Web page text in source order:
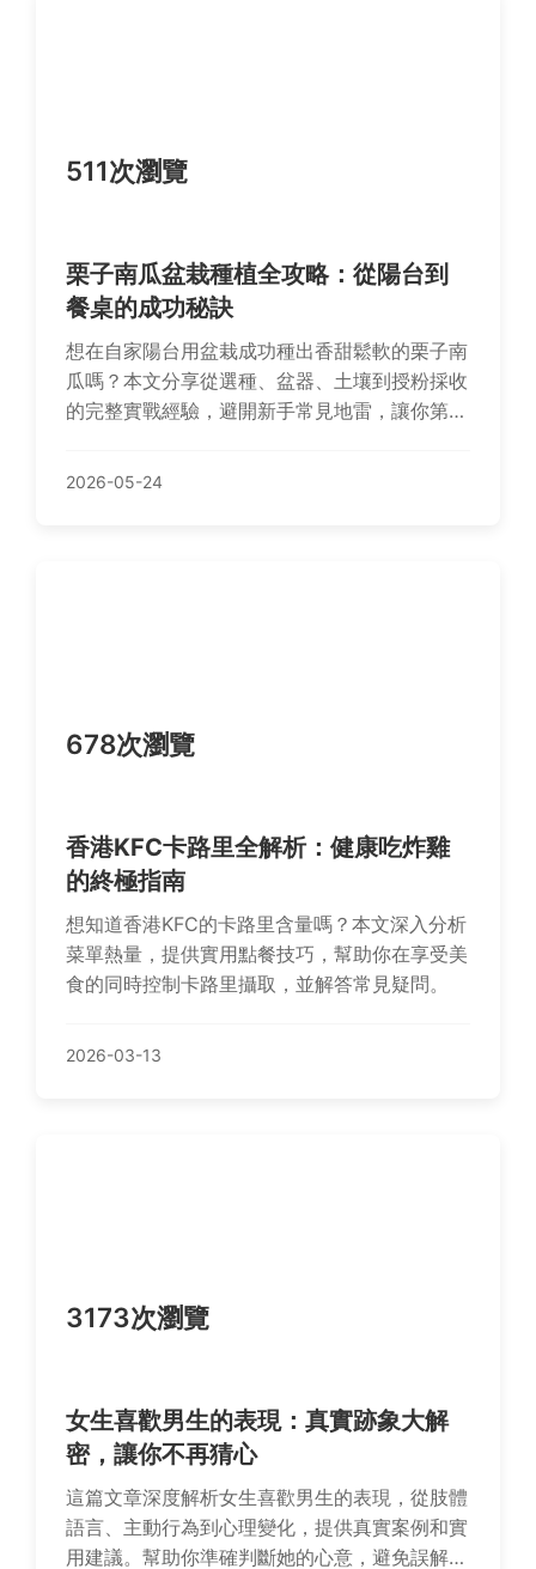
511次瀏覽
栗子南瓜盆栽種植全攻略：從陽台到
餐桌的成功秘訣
想在自家陽台用盆栽成功種出香甜鬆軟的栗子南
瓜嗎？本文分享從選種、盆器、土壤到授粉採收
的完整實戰經驗，避開新手常見地雷，讓你第一
2026-05-24
678次瀏覽
香港KFC卡路里全解析：健康吃炸雞
的終極指南
想知道香港KFC的卡路里含量嗎？本文深入分析
菜單熱量，提供實用點餐技巧，幫助你在享受美
食的同時控制卡路里攝取，並解答常見疑問。
2026-03-13
3173次瀏覽
女生喜歡男生的表現：真實跡象大解
密，讓你不再猜心
這篇文章深度解析女生喜歡男生的表現，從肢體
語言、主動行為到心理變化，提供真實案例和實
用建議。幫助你準確判斷她的心意，避免誤解，